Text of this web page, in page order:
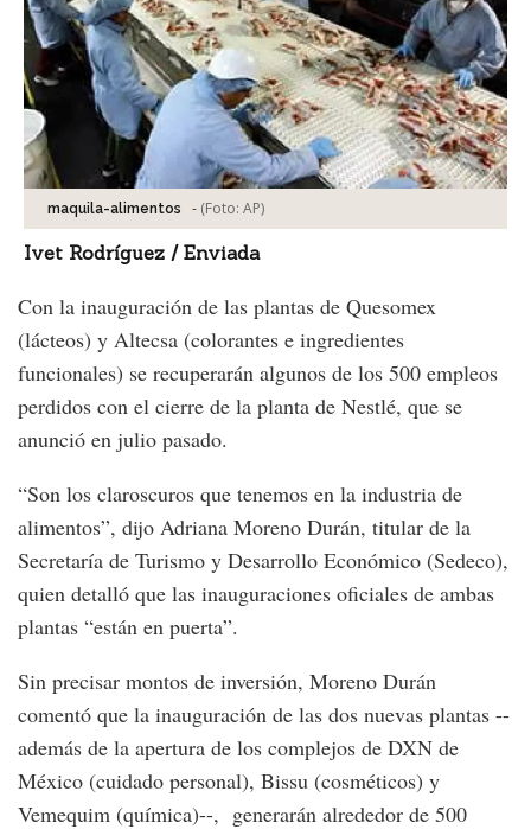
maquila-alimentos - (Foto: AP)
Ivet Rodríguez / Enviada
Con la inauguración de las plantas de Quesomex
(lácteos) y Altecsa (colorantes e ingredientes
funcionales) se recuperarán algunos de los 500 empleos
perdidos con el cierre de la planta de Nestlé, que se
anunció en julio pasado.
“Son los claroscuros que tenemos en la industria de
alimentos”, dijo Adriana Moreno Durán, titular de la
Secretaría de Turismo y Desarrollo Económico (Sedeco),
quien detalló que las inauguraciones oficiales de ambas
plantas “están en puerta”.
Sin precisar montos de inversión, Moreno Durán
comentó que la inauguración de las dos nuevas plantas --
además de la apertura de los complejos de DXN de
México (cuidado personal), Bissu (cosméticos) y
Vemequim (química)--, generarán alrededor de 500